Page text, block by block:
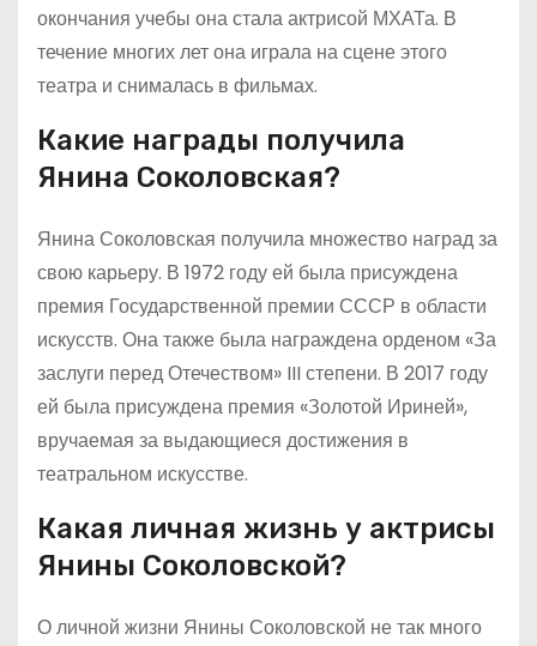
окончания учебы она стала актрисой МХАТа. В
течение многих лет она играла на сцене этого
театра и снималась в фильмах.
Какие награды получила
Янина Соколовская?
Янина Соколовская получила множество наград за
свою карьеру. В 1972 году ей была присуждена
премия Государственной премии СССР в области
искусств. Она также была награждена орденом «За
заслуги перед Отечеством» III степени. В 2017 году
ей была присуждена премия «Золотой Ириней»,
вручаемая за выдающиеся достижения в
театральном искусстве.
Какая личная жизнь у актрисы
Янины Соколовской?
О личной жизни Янины Соколовской не так много